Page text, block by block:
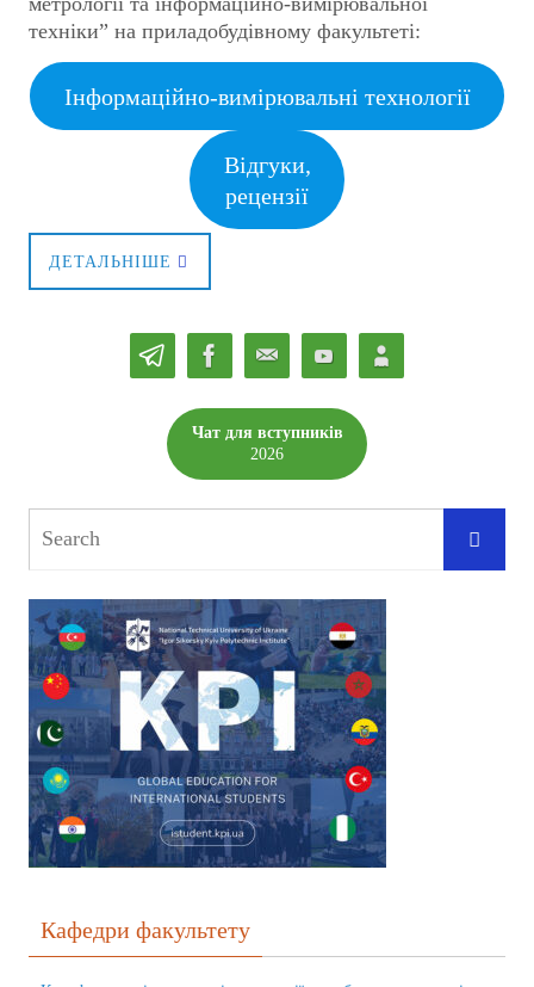
техніки” на приладобудівному факультеті:
Інформаційно-вимірювальні технології
Відгуки,
рецензії
ДЕТАЛЬНІШЕ
Чат для вступників
2026
Кафедри факультету